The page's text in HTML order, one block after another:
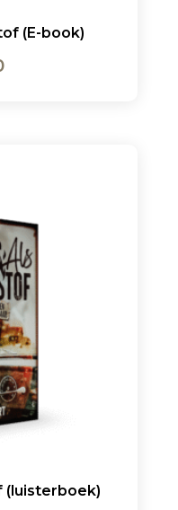
(E-book)
(luisterboek)